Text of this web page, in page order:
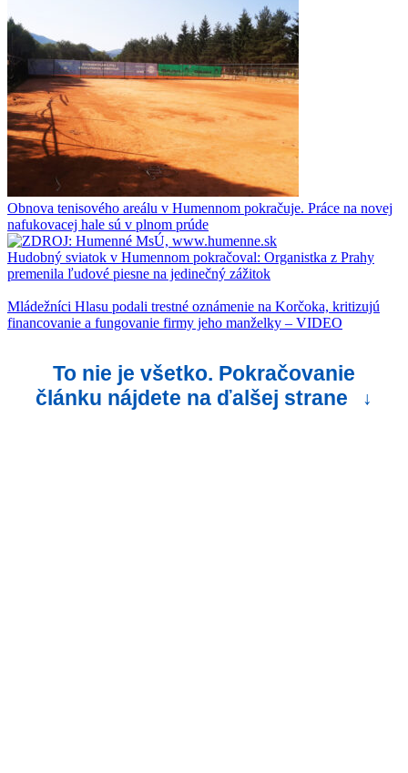
Obnova tenisového areálu v Humennom pokračuje. Práce na novej
nafukovacej hale sú v plnom prúde
Hudobný sviatok v Humennom pokračoval: Organistka z Prahy
premenila ľudové piesne na jedinečný zážitok
Mládežníci Hlasu podali trestné oznámenie na Korčoka, kritizujú
financovanie a fungovanie firmy jeho manželky – VIDEO
To nie je všetko. Pokračovanie
článku nájdete na ďalšej strane
↓